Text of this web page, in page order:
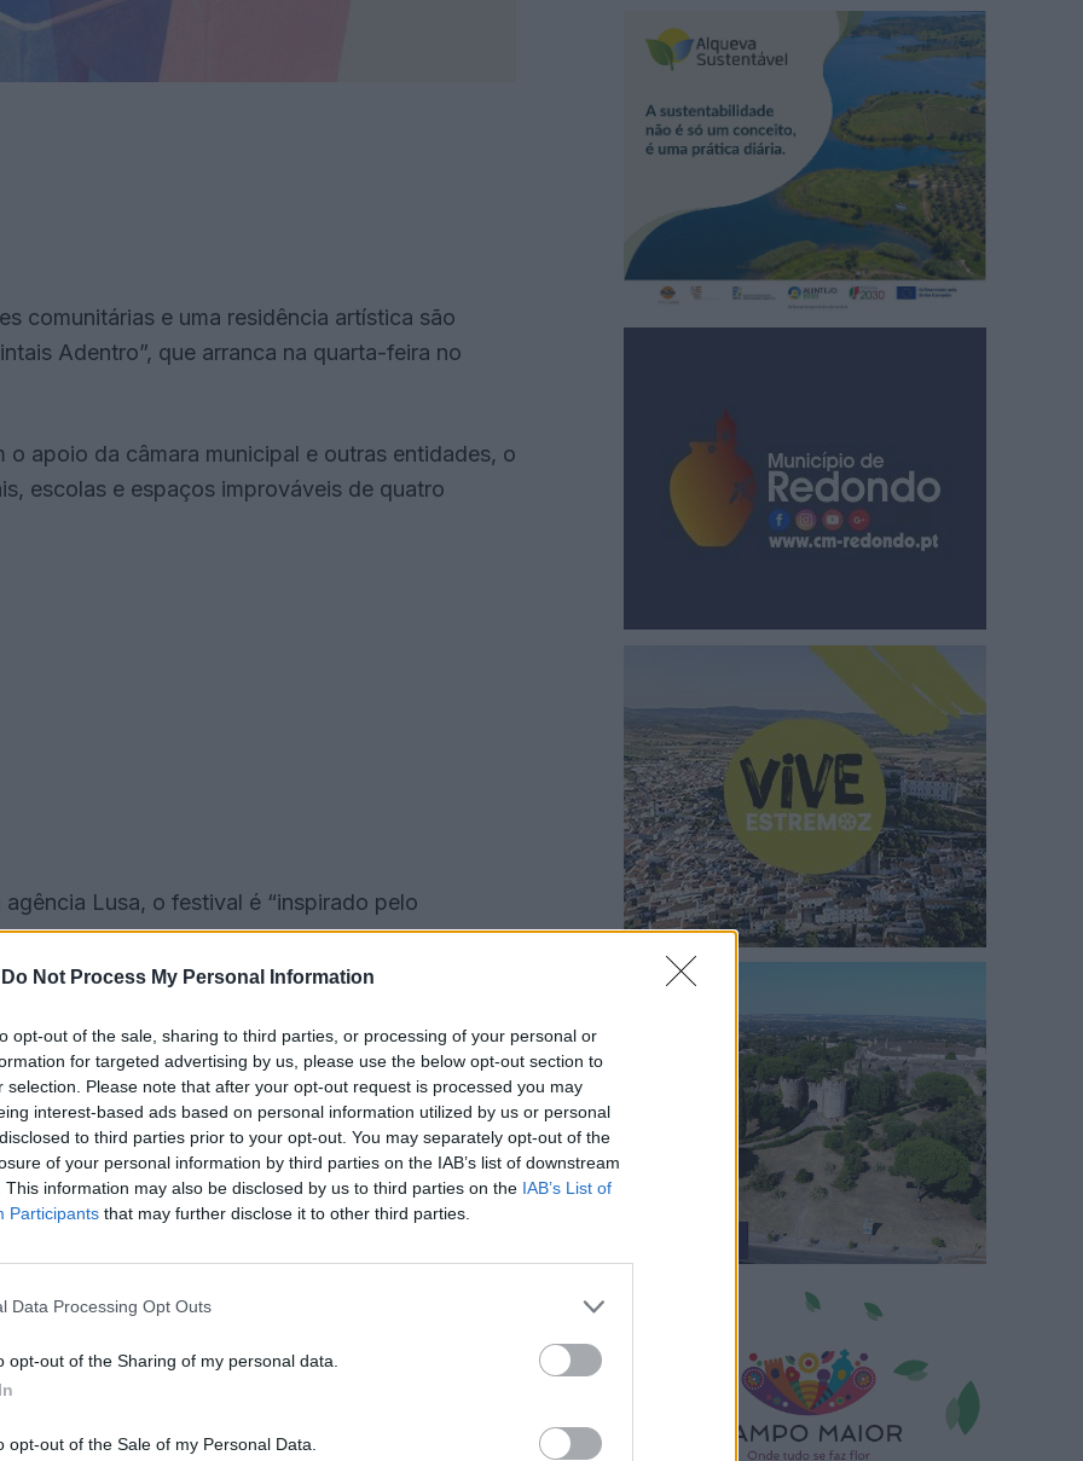
Do Not Process My Personal Information
opt-out of the sale, sharing to third parties, or processing of your personal or
for targeted advertising by us, please use the below opt-out section to
selection. Please note that after your opt-out request is processed you may
interest-based ads based on personal information utilized by us or personal
to third parties prior to your opt-out. You may separately opt-out of the
of your personal information by third parties on the IAB’s list of downstream
This information may also be disclosed by us to third parties on the IAB’s List of
Participants that may further disclose it to other third parties.
Data Processing Opt Outs
opt-out of the Sharing of my personal data.
opt-out of the Sale of my Personal Data.
comunitárias e uma residência artística são
Adentro”, que arranca na quarta-feira no
o apoio da câmara municipal e outras entidades, o
escolas e espaços improváveis de quatro
Lusa, o festival é “inspirado pelo
adentro vamos”, da canção ‘Natal dos
consolidados”.
de Odemira, São Martinho das Amoreiras,
aproximar a música das comunidades e de
atuações de The Twist Connection e Bardino no
e Marco Alves se vão apresentar no espaço
das Amoreiras, com um espetáculo de April
Locomotiva, dirigida pela maestrina Joana
da região, e o Grupo Coral Vozes Femininas de